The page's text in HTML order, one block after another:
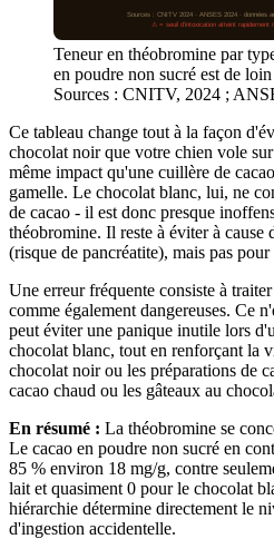
Sources : CNITV 2024 · ANSES 2024 · données
⚠ = seuil d'intoxication atteint rapidement
Teneur en théobromine par
en poudre non sucré est de
Sources : CNITV, 2024 ;
Ce tableau change tout à la façon
chocolat noir que votre chien vole
même impact qu'une cuillère de
gamelle. Le chocolat blanc, lui, ne
de cacao - il est donc presque
théobromine. Il reste à éviter à cause
(risque de pancréatite), mais pas
Une erreur fréquente consiste à
comme également dangereuses. Ce
peut éviter une panique inutile lors
chocolat blanc, tout en renforçant la
chocolat noir ou les préparations de
cacao chaud ou les gâteaux au
En résumé : La théobromine se
Le cacao en poudre non sucré en
85 % environ 18 mg/g, contre
lait et quasiment 0 pour le chocolat
hiérarchie détermine directement le
d'ingestion accidentelle.